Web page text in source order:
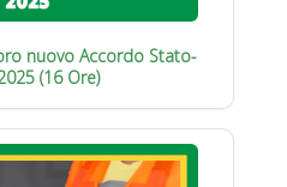
nuovo Accordo Stato-
(16 Ore)